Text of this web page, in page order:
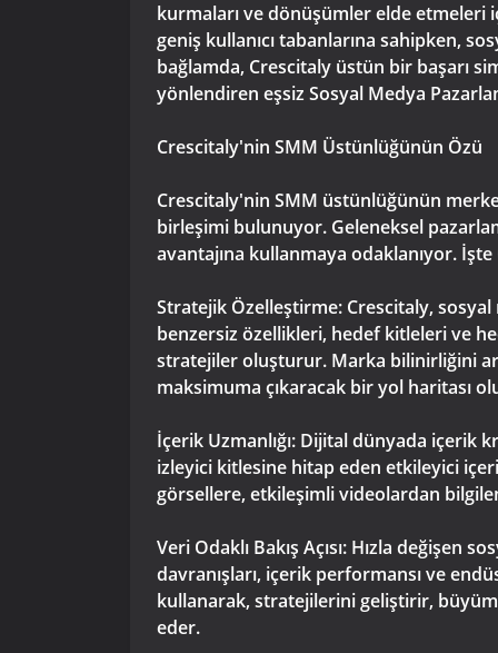
kurmaları ve dönüşümler elde etmeleri
geniş kullanıcı tabanlarına sahipken,
bağlamda, Crescitaly üstün bir başarı
yönlendiren eşsiz Sosyal Medya
Crescitaly'nin SMM Üstünlüğünün Özü
Crescitaly'nin SMM üstünlüğünün
birleşimi bulunuyor. Geleneksel
avantajına kullanmaya odaklanıyor.
Stratejik Özelleştirme: Crescitaly, sosyal
benzersiz özellikleri, hedef kitleleri ve
stratejiler oluşturur. Marka bilinirliğini
maksimuma çıkaracak bir yol haritası
İçerik Uzmanlığı: Dijital dünyada içerik
izleyici kitlesine hitap eden etkileyici
görsellere, etkileşimli videolardan
Veri Odaklı Bakış Açısı: Hızla
davranışları, içerik performansı ve
kullanarak, stratejilerini geliştirir,
eder.